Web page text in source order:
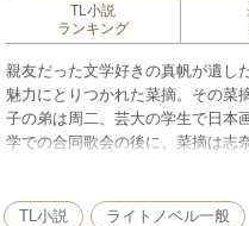
TL小説
ランキング
親友だった文学好きの真帆が遺し
魅力にとりつかれた菜摘。その菜
子の弟は周二、芸大の学生で日本
学での合同歌会の後に、菜摘は志
から毎日短歌一首をメールで周
TL小説 ライトノベル一般